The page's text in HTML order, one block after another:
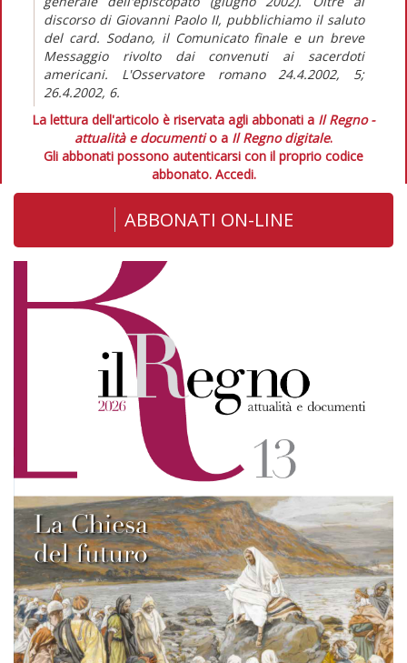
discorso di Giovanni Paolo II, pubblichiamo il saluto
del card. Sodano, il Comunicato finale e un breve
Messaggio rivolto dai convenuti ai sacerdoti
americani. L'Osservatore romano 24.4.2002, 5;
26.4.2002, 6.
La lettura dell'articolo è riservata agli abbonati a Il Regno -
attualità e documentio a Il Regno digitale.
Gli abbonati possono autenticarsi con il proprio codice
abbonato. Accedi.
ABBONATI ON-LINE